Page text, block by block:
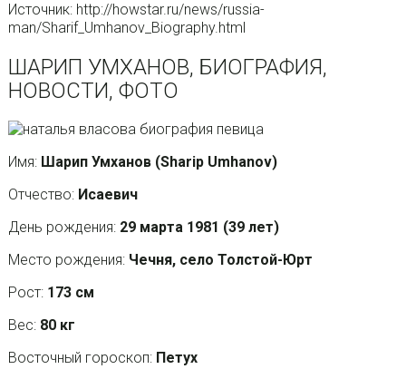
Источник: http://howstar.ru/news/russia-
man/Sharif_Umhanov_Biography.html
ШАРИП УМХАНОВ, БИОГРАФИЯ,
НОВОСТИ, ФОТО
Имя: Шарип Умханов (Sharip Umhanov)
Отчество: Исаевич
День рождения: 29 марта 1981 (39 лет)
Место рождения: Чечня, село Толстой-Юрт
Рост: 173 см
Вес: 80 кг
Восточный гороскоп: Петух